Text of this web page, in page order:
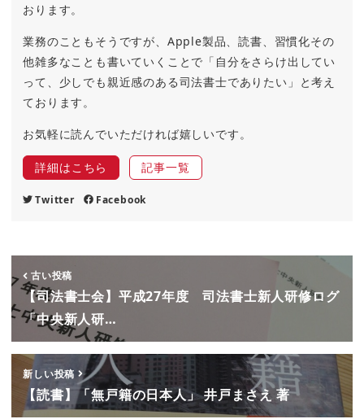
おります。
業務のこともそうですが、Apple製品、読書、習慣化その
他雑多なことも書いていくことで「自分をさらけ出してい
って、少しでも親近感のある司法書士でありたい」と考え
ております。
お気軽に読んでいただければ嬉しいです。
詳細はこちら 記事一覧
Twitter Facebook
古い投稿
【司法書士会】平成27年度 司法書士新人研修ログ
「中央新人研…
新しい投稿
【読書】「無戸籍の日本人」 井戸まさえ 著